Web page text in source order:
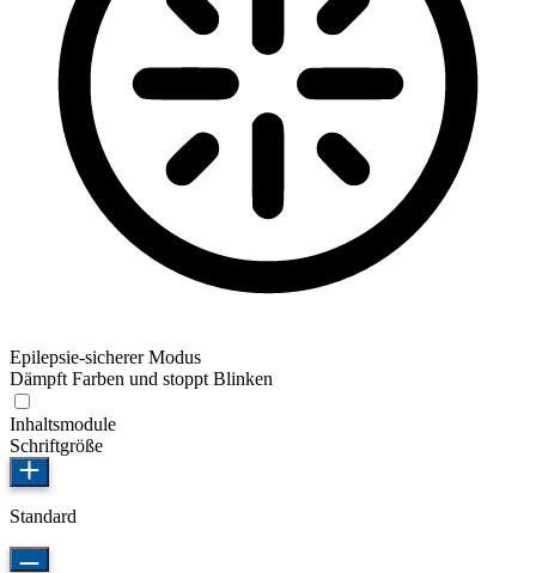
Epilepsie-sicherer Modus
Dämpft Farben und stoppt Blinken
Inhaltsmodule
Schriftgröße
Standard